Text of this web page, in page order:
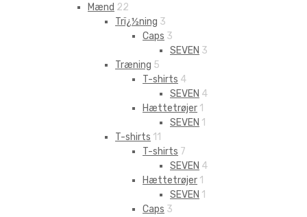
Mænd 22
Trï¿½ning 3
Caps 3
SEVEN 3
Træning 5
T-shirts 4
SEVEN 4
Hættetrøjer 1
SEVEN 1
T-shirts 11
T-shirts 7
SEVEN 4
Hættetrøjer 1
SEVEN 1
Caps 3